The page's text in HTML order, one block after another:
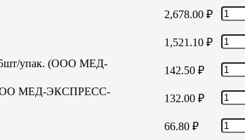
2,678.00 ₽
1,521.10 ₽
25шт/упак. (ООО МЕД-
142.50 ₽
(ООО МЕД-ЭКСПРЕСС-
132.00 ₽
66.80 ₽